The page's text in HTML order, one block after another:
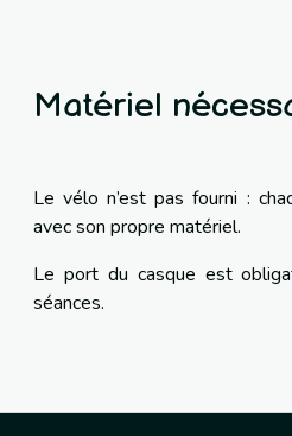
Matériel
Le vélo n’est pas fourni :
avec son propre matériel.
Le port du casque est
séances.